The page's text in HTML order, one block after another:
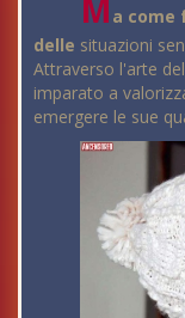
a come
delle situazioni
Attraverso l'arte
imparato a
emergere le sue